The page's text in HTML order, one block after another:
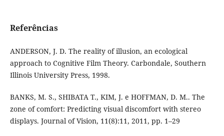
Referências
ANDERSON, J. D. The reality of illusion, an ecological
approach to Cognitive Film Theory. Carbondale, Southern
Illinois University Press, 1998.
BANKS, M. S., SHIBATA T., KIM, J. e HOFFMAN, D. M.. The
zone of comfort: Predicting visual discomfort with stereo
displays. Journal of Vision, 11(8):11, 2011, pp. 1–29